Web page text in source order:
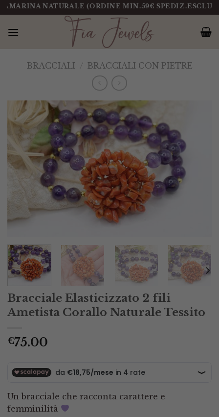
Salta
al
contenuto
NATURALE (ORDINE MIN.59€ SPEDIZ.ESCLUSA)
BRACCIALI / BRACCIALI CON PIETRE
Bracciale Elasticizzato 2 fili
Ametista Corallo Naturale Tessito
€75.00
Un bracciale che racconta carattere e
femminilità